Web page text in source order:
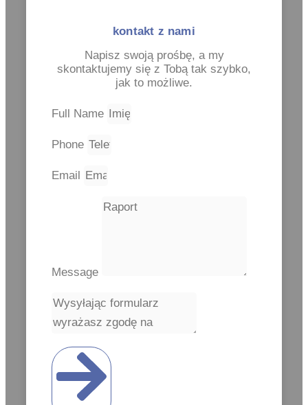
kontakt z nami
Napisz swoją prośbę, a my
skontaktujemy się z Tobą tak szybko,
jak to możliwe.
Full Name
Phone
Email
Message